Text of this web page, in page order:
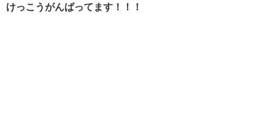
けっこうがんばってます！！！